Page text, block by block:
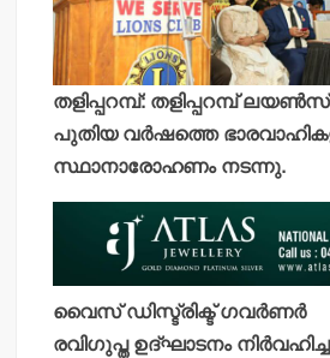
തളിപ്പറമ്പ്: തളിപ്പറമ്പ് ലയണ്‍സ്
പുതിയ വര്‍ഷത്തെ
സ്ഥാനാരോഹണം നടന്നു.
വൈസ് ഡിസ്ട്രിക്ട് ഗവര്‍ണര്‍
രവിഗുപ്ത ഉദ്ഘാടനം